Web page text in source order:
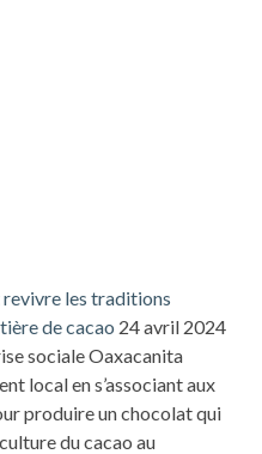
les traditions
de cacao 24 avril 2024
sociale Oaxacanita
local en s’associant aux
produire un chocolat qui
du cacao au